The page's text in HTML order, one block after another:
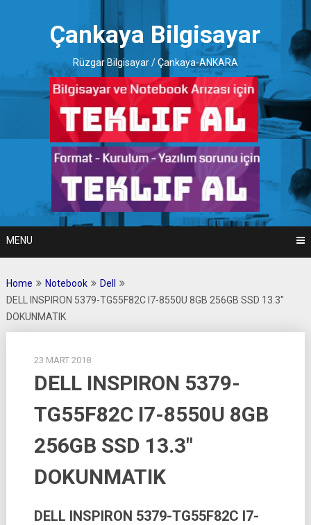
Çankaya Bilgisayar
Rüzgar Bilgisayar / Çankaya-ANKARA
MENU
Home Notebook
Dell
DELL INSPIRON 5379-TG55F82C I7-8550U 8GB 256GB SSD 13.3″
DOKUNMATIK
23 MART 2018
DELL INSPIRON 5379-
TG55F82C I7-8550U 8GB
256GB SSD 13.3″
DOKUNMATIK
DELL INSPIRON 5379-TG55F82C I7-